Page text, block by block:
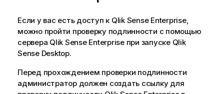
Если у вас есть доступ к Qlik Sense Enterprise,
можно пройти проверку подлинности с помощью
сервера Qlik Sense Enterpriseпри запуске Qlik
Sense Desktop.
Перед прохождением проверки подлинности
администратор должен создать ссылку для